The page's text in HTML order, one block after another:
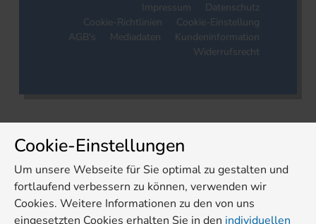
Impressum
Datenschutz
Cookie-Richtlinien
Cookie-Einstellung
AGB's
Mediadaten
Kundeninformation
Widerrufsrecht
Cookie-Einstellungen
Um unsere Webseite für Sie optimal zu gestalten und
fortlaufend verbessern zu können, verwenden wir
Cookies. Weitere Informationen zu den von uns
eingesetzten Cookies erhalten Sie in den individuellen